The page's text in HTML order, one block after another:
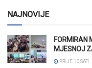
NAJNOVIJE
FORMIRAN
MJESNOJ
PRIJE 10 SATI